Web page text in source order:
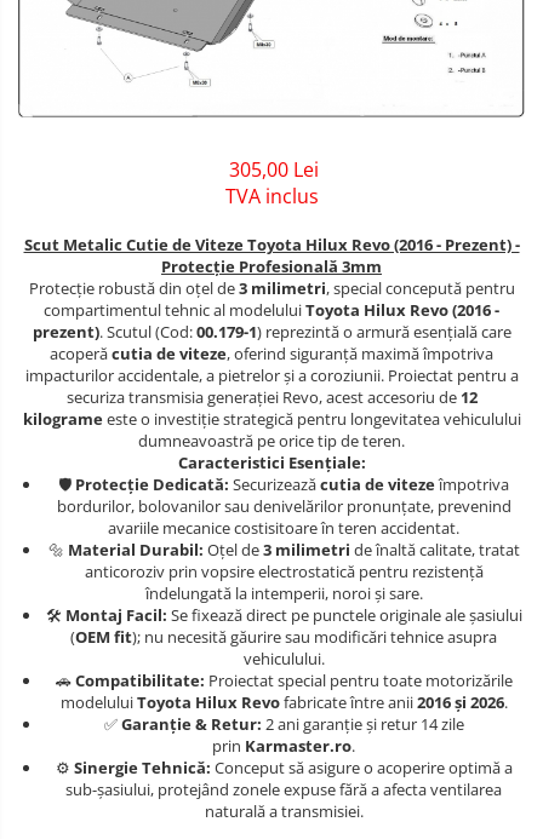
Carlige Dacia
Carlige Daewoo
Carlige Dodge
Carlige DS
Carlige Ebro
Carlige Fiat
Carlige Ford
Carlige Honda
Carlige Hyundai
Carlige Infiniti
Carlige Isuzu
Carlige Iveco
Carlige Jaecoo 5
Carlige Jaecoo 7
Carlige Jaecoo E5
Carlige Jeep
Covorase auto Jeep
Covorase auto Kia
Covorase auto Land Rover
Covorase auto Lexus
Covorase auto Mitsubishi
Covorase auto Nissan
Covorase auto Opel
Covorase auto Peugeot
Covorase auto Porsche
Covorase auto Renault
Covorase auto Saab
Covorase auto Seat
Covorase auto Skoda
Covorase auto Subaru
Covorase auto Suzuki
Covorase auto Toyota
Covorase auto Volvo
Scut motor DFSK
Scut motor Dodge
Scut motor EVO
Scut motor Honda
Scut motor Hyundai
Scut motor Isuzu
Scut motor Iveco
Scut motor Jeep
Scut motor Kia
Scut motor Lada
Scut motor Lancia
Scut motor Land-Rover
Scut motor Lexus
Scut motor Maxus
305,00 Lei
TVA inclus
Scut Metalic Cutie de Viteze Toyota Hilux Revo (2016 - Prezent) -
Protecție Profesională 3mm
Protecție robustă din oțel de3 milimetri, special concepută pentru
compartimentul tehnic al modeluluiToyota Hilux Revo (2016 -
prezent). Scutul (Cod:00.179-1) reprezintă o armură esențială care
acoperăcutia de viteze, oferind siguranță maximă împotriva
impacturilor accidentale, a pietrelor și a coroziunii. Proiectat pentru a
securiza transmisia generației Revo, acest accesoriu de 12
kilogrameeste o investiție strategică pentru longevitatea vehiculului
dumneavoastră pe orice tip de teren.
Caracteristici Esențiale:
🛡️ Protecție Dedicată: Securizeazăcutia de vitezeîmpotriva
bordurilor, bolovanilor sau denivelărilor pronunțate, prevenind
avariile mecanice costisitoare în teren accidentat.
🔩 Material Durabil: Oțel de3 milimetri de înaltă calitate, tratat
anticoroziv prin vopsire electrostatică pentru rezistență
îndelungată la intemperii, noroi și sare.
🛠️ Montaj Facil: Se fixează direct pe punctele originale ale șasiului
(OEM fit); nu necesită găurire sau modificări tehnice asupra
vehiculului.
🚗Compatibilitate: Proiectat special pentru toate motorizările
modeluluiToyota Hilux Revofabricate între anii2016 și 2026.
✅Garanție & Retur: 2 ani garanție și retur 14 zile
prin Karmaster.ro.
⚙️ Sinergie Tehnică: Conceput să asigure o acoperire optimă a
sub-șasiului, protejând zonele expuse fără a afecta ventilarea
naturală a transmisiei.